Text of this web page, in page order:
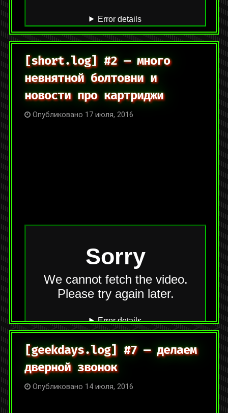
[short.log] #2 — много
невнятной болтовни и
новости про картриджи
Опубликовано 17 июля, 2016
famicom,nes,видеоигры,денди, ретро
Оставить комментарий
[geekdays.log] #7 — делаем
дверной звонок
Опубликовано 14 июля, 2016